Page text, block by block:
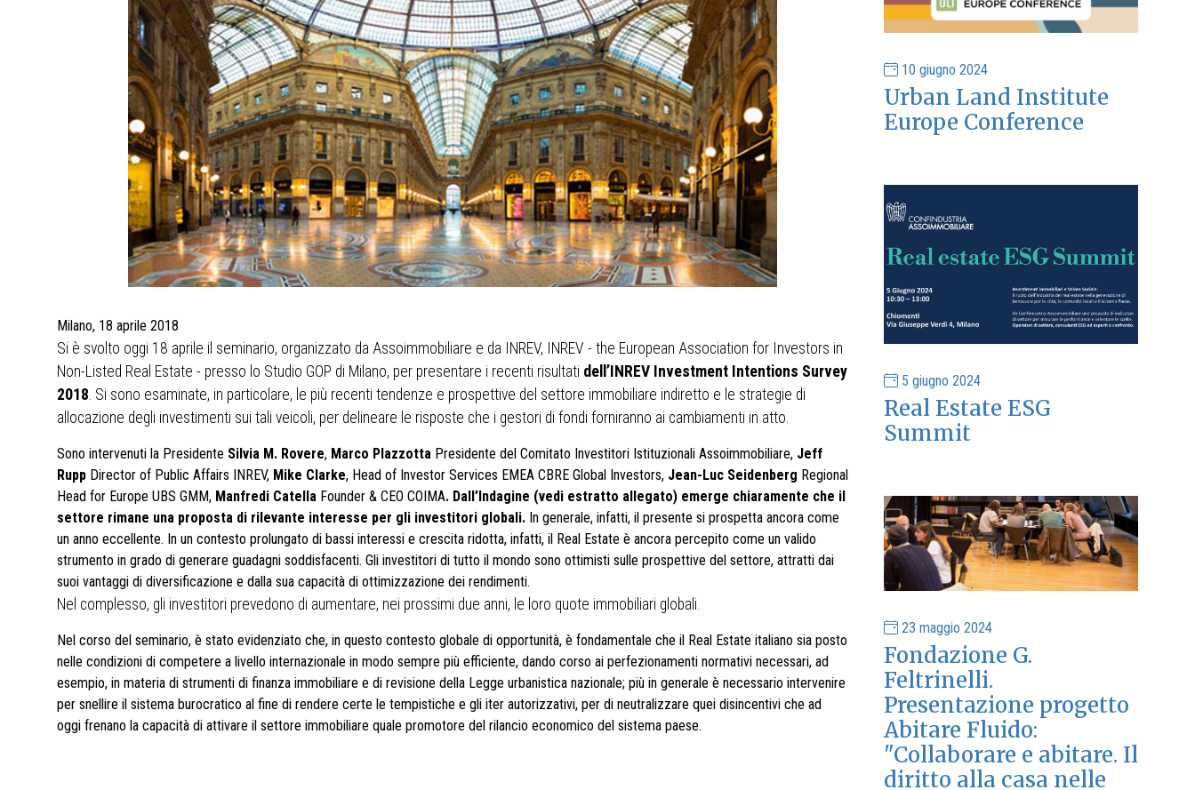
Milano, 18 aprile 2018
Si è svolto oggi 18 aprile il seminario, organizzato da Assoimmobiliare e da INREV, INREV - the European Association for Investors in
Non-Listed Real Estate - presso lo Studio GOP di Milano, per presentare i recenti risultati dell’INREV Investment Intentions Survey
2018. Si sono esaminate, in particolare, le più recenti tendenze e prospettive del settore immobiliare indiretto e le strategie di
allocazione degli investimenti sui tali veicoli, per delineare le risposte che i gestori di fondi forniranno ai cambiamenti in atto.
Sono intervenuti la Presidente Silvia M. Rovere, Marco Plazzotta Presidente del Comitato Investitori Istituzionali Assoimmobiliare, Jeff
Rupp Director of Public Affairs INREV, Mike Clarke, Head of Investor Services EMEA CBRE Global Investors, Jean-Luc Seidenberg Regional
Head for Europe UBS GMM, Manfredi Catella Founder & CEO COIMA. Dall’Indagine (vedi estratto allegato) emerge chiaramente che il
settore rimane una proposta di rilevante interesse per gli investitori globali. In generale, infatti, il presente si prospetta ancora come
un anno eccellente. In un contesto prolungato di bassi interessi e crescita ridotta, infatti, il Real Estate è ancora percepito come un valido
strumento in grado di generare guadagni soddisfacenti. Gli investitori di tutto il mondo sono ottimisti sulle prospettive del settore, attratti dai
suoi vantaggi di diversificazione e dalla sua capacità di ottimizzazione dei rendimenti.
Nel complesso, gli investitori prevedono di aumentare, nei prossimi due anni, le loro quote immobiliari globali.
Nel corso del seminario, è stato evidenziato che, in questo contesto globale di opportunità, è fondamentale che il Real Estate italiano sia posto
nelle condizioni di competere a livello internazionale in modo sempre più efficiente, dando corso ai perfezionamenti normativi necessari, ad
esempio, in materia di strumenti di finanza immobiliare e di revisione della Legge urbanistica nazionale; più in generale è necessario intervenire
per snellire il sistema burocratico al fine di rendere certe le tempistiche e gli iter autorizzativi, per di neutralizzare quei disincentivi che ad
oggi frenano la capacità di attivare il settore immobiliare quale promotore del rilancio economico del sistema paese.
10 giugno 2024
Urban Land Institute
Europe Conference
5 giugno 2024
Real Estate ESG
Summit
23 maggio 2024
Fondazione G.
Feltrinelli.
Presentazione progetto
Abitare Fluido:
"Collaborare e abitare. Il
diritto alla casa nelle